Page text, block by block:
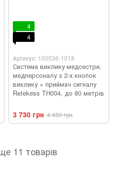
4
4
Артикул: 100536-1018
Система виклику медсестри,
медперсоналу з 2-х кнопок
виклику + приймач сигналу
Retekess TH004, до 80 метрів
3 730 грн 4 480 грн
11 товарів